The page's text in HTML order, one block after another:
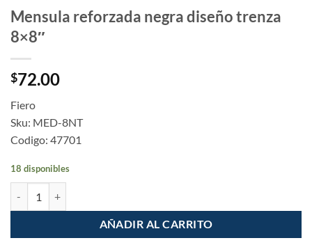
Mensula reforzada negra diseño trenza
8×8″
$72.00
Fiero
Sku: MED-8NT
Codigo: 47701
18 disponibles
AÑADIR AL CARRITO